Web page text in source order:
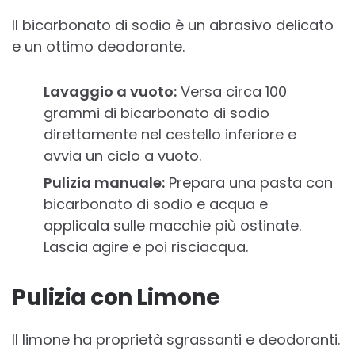
Il bicarbonato di sodio è un abrasivo delicato
e un ottimo deodorante.
Lavaggio a vuoto: Versa circa 100
grammi di bicarbonato di sodio
direttamente nel cestello inferiore e
avvia un ciclo a vuoto.
Pulizia manuale: Prepara una pasta con
bicarbonato di sodio e acqua e
applicala sulle macchie più ostinate.
Lascia agire e poi risciacqua.
Pulizia con Limone
Il limone ha proprietà sgrassanti e deodoranti.